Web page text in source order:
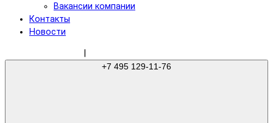
Вакансии компании
Контакты
Новости